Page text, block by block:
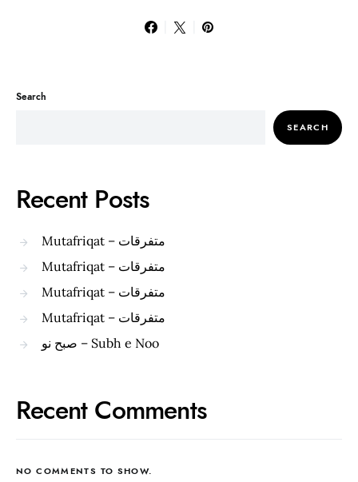
Search
SEARCH
Recent Posts
Mutafriqat – متفرقات
Mutafriqat – متفرقات
Mutafriqat – متفرقات
Mutafriqat – متفرقات
صبح نو – Subh e Noo
Recent Comments
NO COMMENTS TO SHOW.